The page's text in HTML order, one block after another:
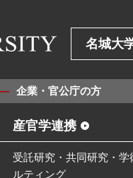
名城大
企業・官公庁の方
産官学連携
受託研究・共同研究・学
ルティング